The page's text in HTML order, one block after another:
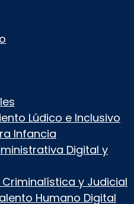
Lúdico e Inclusivo
Infancia
Digital y
y Judicial
Humano Digital